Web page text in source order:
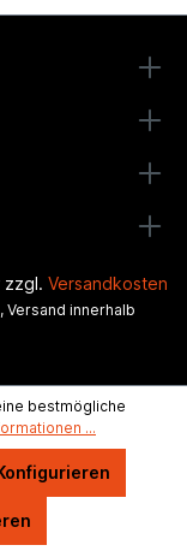
zzgl. Versandkosten
innerhalb
bestmögliche
...